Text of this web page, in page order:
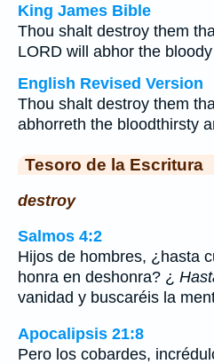
King James Bible
Thou shalt destroy them
LORD will abhor the
English Revised Version
Thou shalt destroy them
abhorreth the bloodthirsty
Tesoro de la Escritura
destroy
Salmos 4:2
Hijos de hombres, ¿hasta
honra en deshonra? ¿
vanidad y buscaréis la
Apocalipsis 21:8
Pero los cobardes,